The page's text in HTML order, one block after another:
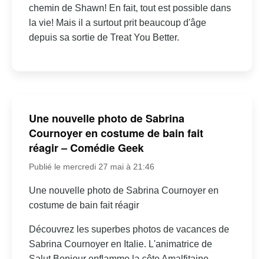
chemin de Shawn! En fait, tout est possible dans
la vie! Mais il a surtout prit beaucoup d'âge
depuis sa sortie de Treat You Better.
Une nouvelle photo de Sabrina
Cournoyer en costume de bain fait
réagir – Comédie Geek
Publié le mercredi 27 mai à 21:46
Une nouvelle photo de Sabrina Cournoyer en
costume de bain fait réagir
Découvrez les superbes photos de vacances de
Sabrina Cournoyer en Italie. L'animatrice de